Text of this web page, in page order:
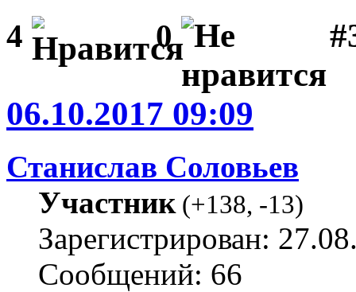
4 0
06.10.2017 09:09
Станислав Соловьев
Участник(+138, -13)
Зарегистрирован:
Сообщений: 66